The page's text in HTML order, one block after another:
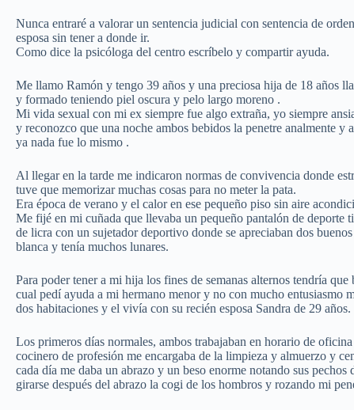
Nunca entraré a valorar un sentencia judicial con sentencia de
esposa sin tener a donde ir.
Como dice la psicóloga del centro escríbelo y compartir ayuda.
Me llamo Ramón y tengo 39 años y una preciosa hija de 18 años
y formado teniendo piel oscura y pelo largo moreno .
Mi vida sexual con mi ex siempre fue algo extraña, yo siempre
y reconozco que una noche ambos bebidos la penetre analmente
ya nada fue lo mismo .
Al llegar en la tarde me indicaron normas de convivencia donde
tuve que memorizar muchas cosas para no meter la pata.
Era época de verano y el calor en ese pequeño piso sin aire
Me fijé en mi cuñada que llevaba un pequeño pantalón de deporte
de licra con un sujetador deportivo donde se apreciaban dos
blanca y tenía muchos lunares.
Para poder tener a mi hija los fines de semanas alternos tendría
cual pedí ayuda a mi hermano menor y no con mucho entusiasmo
dos habitaciones y el vivía con su recién esposa Sandra de 29 años.
Los primeros días normales, ambos trabajaban en horario de
cocinero de profesión me encargaba de la limpieza y almuerzo y
cada día me daba un abrazo y un beso enorme notando sus
girarse después del abrazo la cogi de los hombros y rozando mi